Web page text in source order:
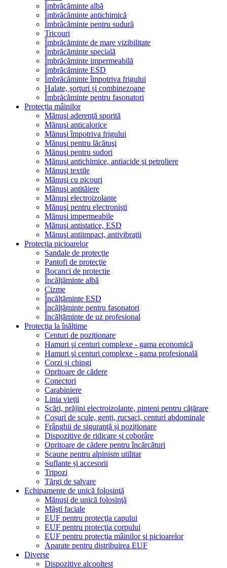
Îmbrăcăminte albă
Îmbrăcăminte antichimică
Îmbrăcăminte pentru sudură
Tricouri
Îmbrăcăminte de mare vizibilitate
Îmbrăcăminte specială
Îmbrăcăminte impermeabilă
Îmbrăcăminte ESD
Îmbrăcăminte împotriva frigului
Halate, şorţuri și combinezoane
Îmbrăcăminte pentru fasonatori
Protecția mâinilor
Mănuşi aderenţă sporită
Mănuşi anticalorice
Mănuşi împotriva frigului
Mănuşi pentru lăcătuşi
Mănuşi pentru sudori
Mănuşi antichimice, antiacide şi petroliere
Mănuşi textile
Mănuşi cu picouri
Mănuşi antităiere
Mănuşi electroizolante
Mănuşi pentru electronişti
Mănuşi impermeabile
Mănuşi antistatice, ESD
Mănuşi antiimpact, antivibraţii
Protecția picioarelor
Sandale de protecţie
Pantofi de protecţie
Bocanci de protectie
Încălţăminte albă
Cizme
Încălţăminte ESD
Încălțăminte pentru fasonatori
Încălțăminte de uz profesional
Protecţia la înălţime
Centuri de poziţionare
Hamuri şi centuri complexe - gama economică
Hamuri şi centuri complexe - gama profesională
Corzi și chingi
Opritoare de cădere
Conectori
Carabiniere
Linia vieţii
Scări, prăjini electroizolante, pinteni pentru cățărare
Coșuri de scule, genți, rucsaci, centuri abdominale
Frânghii de siguranță și poziționare
Dispozitive de ridicare și coborâre
Opritoare de cădere pentru încărcături
Scaune pentru alpinism utilitar
Suflante și accesorii
Tripozi
Tărgi de salvare
Echipamente de unică folosinţă
Mănuşi de unică folosinţă
Măşti faciale
EUF pentru protecţia capului
EUF pentru protecţia corpului
EUF pentru protecţia mâinilor şi picioarelor
Aparate pentru distribuirea EUF
Diverse
Dispozitive alcooltest